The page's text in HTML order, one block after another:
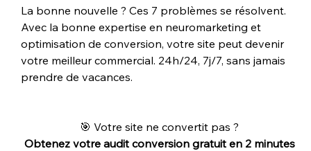
La bonne nouvelle ? Ces 7 problèmes se résolvent.
Avec la bonne expertise en neuromarketing et
optimisation de conversion, votre site peut devenir
votre meilleur commercial. 24h/24, 7j/7, sans jamais
prendre de vacances.
🎯 Votre site ne convertit pas ?
Obtenez votre audit conversion gratuit en 2 minutes